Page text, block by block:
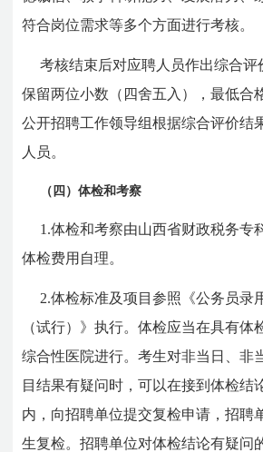
符合岗位需求等多个方面进行考核。
考核结束后对应聘人员作出综合评
保留两位小数（四舍五入），最低合
公开招聘工作领导组根据综合评价结
人员。
（四）体检和考察
1.体检和考察由山西省财政税务专
体检费用自理。
2.体检标准及项目参照《公务员录
（试行）》执行。体检应当在具有体
综合性医院进行。考生对非当日、非
目结果有疑问时，可以在接到体检结
内，向招聘单位提交复检申请，招聘
生复检。招聘单位对体检结论有疑问